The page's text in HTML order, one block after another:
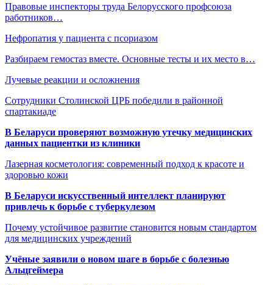
Правовые инспекторы труда Белорусского профсоюза
работников…
Нефропатия у пациента с псориазом
Разбираем гемостаз вместе. Основные тесты и их место в…
Лучевые реакции и осложнения
Сотрудники Столинской ЦРБ победили в районной
спартакиаде
В Беларуси проверяют возможную утечку медицинских
данных пациентки из клиники
Лазерная косметология: современный подход к красоте и
здоровью кожи
В Беларуси искусственный интеллект планируют
привлечь к борьбе с туберкулезом
Почему устойчивое развитие становится новым стандартом
для медицинских учреждений
Учёные заявили о новом шаге в борьбе с болезнью
Альцгеймера